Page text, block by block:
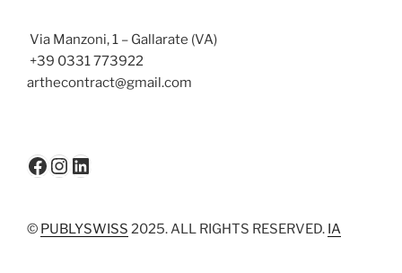
Via Manzoni, 1 – Gallarate (VA)
+39 0331 773922
arthecontract@gmail.com
Facebook
Instagram
LinkedIn
© PUBLYSWISS 2025. ALL RIGHTS RESERVED. IA